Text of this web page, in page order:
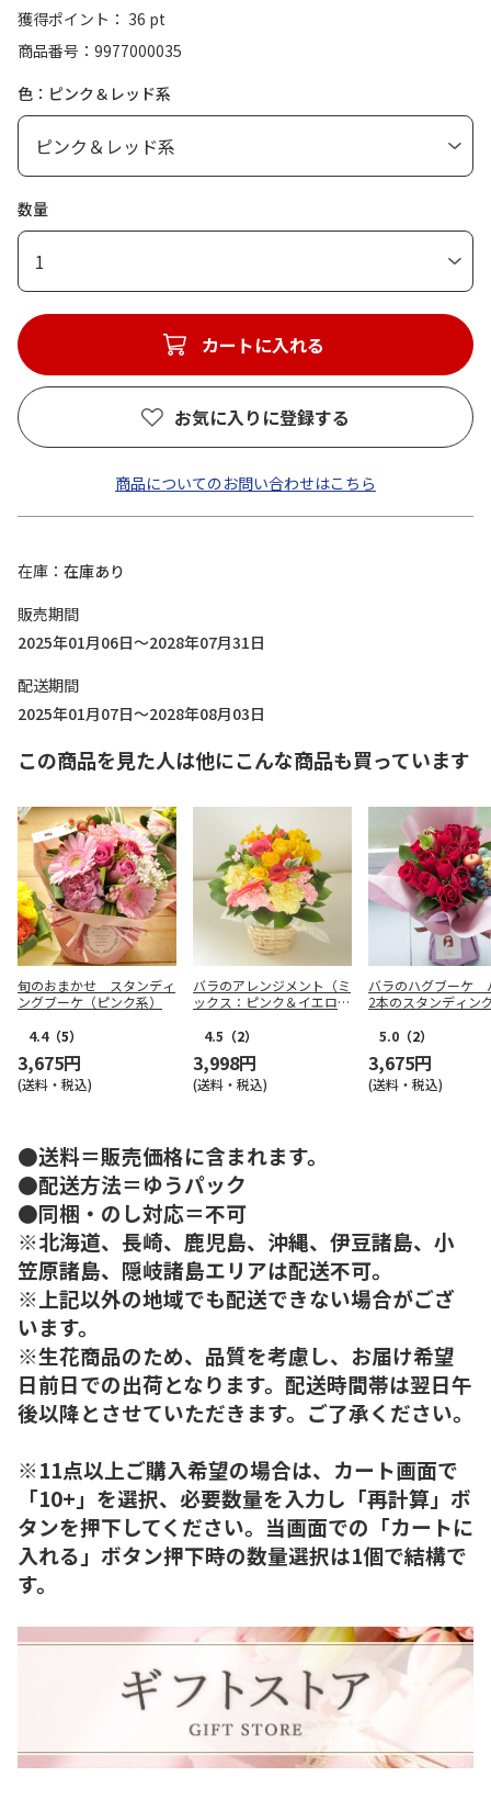
獲得ポイント： 36 pt
商品番号
9977000035
色：ピンク＆レッド系
数量
1
カートに入れる
お気に入りに登録する
商品についてのお問い合わせはこちら
在庫
在庫あり
販売期間
2025年01月06日～2028年07月31日
配送期間
2025年01月07日～2028年08月03日
この商品を見た人は他にこんな商品も買っています
旬のおまかせ スタンディ
ングブーケ（ピンク系）
4.4（5）
3,675円
(送料・税込)
バラのアレンジメント（ミ
ックス：ピンク＆イエロ
4.5 （2）
3,998円
(送料・税込)
バラのハグブーケ
2本のスタンディン
5.0 （2）
3,675円
(送料・税込)
●送料＝販売価格に含まれます。
●配送方法＝ゆうパック
●同梱・のし対応＝不可
※北海道、長崎、鹿児島、沖縄、伊豆諸島、小
笠原諸島、隠岐諸島エリアは配送不可。
※上記以外の地域でも配送できない場合がござ
います。
※生花商品のため、品質を考慮し、お届け希望
日前日での出荷となります。配送時間帯は翌日午
後以降とさせていただきます。ご了承ください。
※11点以上ご購入希望の場合は、カート画面で
「10+」を選択、必要数量を入力し「再計算」ボ
タンを押下してください。当画面での「カートに
入れる」ボタン押下時の数量選択は1個で結構で
す。